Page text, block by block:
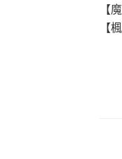
【
【